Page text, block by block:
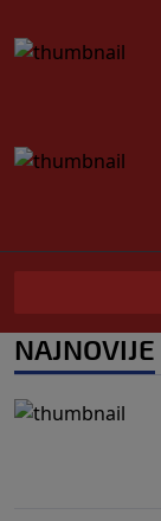
NAJNOVIJE